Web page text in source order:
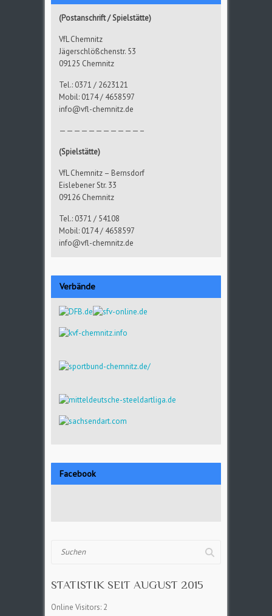
(Postanschrift / Spielstätte)
VfL Chemnitz
Jägerschlößchenstr. 53
09125 Chemnitz
Tel.: 0371 / 2623121
Mobil: 0174 / 4658597
info@vfl-chemnitz.de
———————————–
(Spielstätte)
VfL Chemnitz – Bernsdorf
Eislebener Str. 33
09126 Chemnitz
Tel.: 0371 / 54108
Mobil: 0174 / 4658597
info@vfl-chemnitz.de
Verbände
Facebook
STATISTIK SEIT AUGUST 2015
Online Visitors: 2